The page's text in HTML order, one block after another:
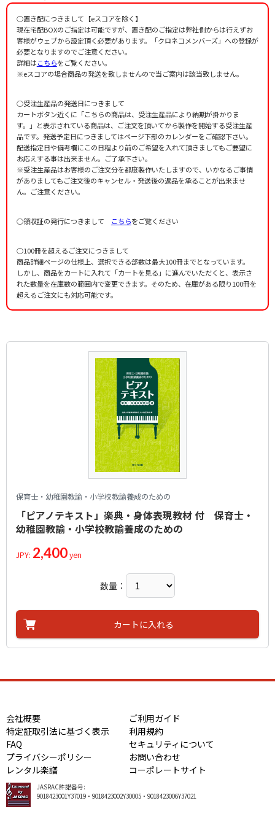
Beyer，Ferdinand
作曲者：バイエル，フェルディナント
Beyer，Ferdinand
思い出のアルバム
作曲者：本多鉄麿
Honda，Tetsumaro
作詞者：増子とし
練習曲No.86
作曲者：バイエル，フェルディナント
Beyer，Ferdinand
どんぐりころころ
作曲者：梁田 貞
Yanada，Tadashi
作詞者：青木存義
たきび
作曲者： 渡辺 茂
Watanabe，Shigeru
おはようのうた
作曲者：東私幼 製作
-
朝のうた
作詞者：増子とし／吉野トキ子
おはようのうた
Anon.
作詞者：不詳
作曲者：一宮道子
Ichimiya，Michiko
作詞者：天野 蝶
さよならのうた
作曲者：渡辺 茂
Watanabe，Shigeru
作詞者：高 すすむ
おかえりのうた
作曲者：一宮道子
Ichimiya，Michiko
作詞者：天野 蝶
練習曲No.90
作曲者：バイエル，フェルディナント
Beyer，Ferdinand
みずあそび
作曲者：瀧 廉太郎
Taki，Rentarou
作詞者：東 くめ
山の音楽家
作曲者：-
Traditional
大きな古時計
作曲者：ワーク，ヘンリー・クレイ
Work，Henry Clay
練習曲No.78
チューリップ
Inoue，Takeshi
作曲者：瀧 廉太郎
作詞者：東 くめ
おかたづけ
Anon.
編曲者：小林つや江
作詞者：不詳
作曲者：バイエル，フェルディナント
Beyer，Ferdinand
めだかの学校
作曲者：中田喜直
Nakada，Yoshinao
作詞者：茶木 滋
こいのぼり
作曲者：無名著作物
Anon.
とけいのうた
作曲者：村上太朗
Murakami，Taro
練習曲No.80
Beyer，Ferdinand
練習曲No.91
うみ
作曲者：文部省唱歌
Monbusho-shouka
文部省唱歌
岡野貞一
Okano，Teiichi
ひらいた ひらいた
Traditional
わらべうた
Shimofusa，Kanichi
Okano，Teiichi
文部省唱歌
Monbusho-shouka
文部省唱歌
Kusakawa，Shin
Traditional
文部省唱歌
Monbusho-shouka
文部省唱歌
Okano，Teiichi
文部省唱歌
Monbusho-shouka
作詞者：巌谷小波
Traditional
日本古謡
作曲者：梁田 貞
作詞者： 葛原しげる
まきばの朝
船橋栄吉
Funabashi，Eikichi
作詞者： 文部省唱歌
Tints of Deepening Autumn（Momiji）
作曲者： 岡野貞一
Okano，Teiichi
作詞者：髙野辰之
こいのぼり
作曲者： 文部省唱歌
作詞者：文部省唱歌
子もり歌
作曲者：-
Traditional
作曲者：-
スキーの歌
HASHIMOTO、Qunihico
作詞者：林 柳波
文部省唱歌
Monbusho-shouka
作詞者：文部省唱歌
Gagaku
作詞者：
作曲者：岡野貞一
Okano，Teiichi
作詞者：髙野辰之
ふるさと
作曲者：
作詞者：髙野辰之
われは海の子
作曲者：文部省唱歌
Monbusho-shouka
みつばちマーチ
作曲者：-
作詞者：TRADITIONAL
みつばちマーチ
作曲者：-
作詞者：
作詞者：TRADITIONAL
作曲者：
Traditional
みつばちマーチ
作曲者：-
Traditional
作詞者：TRADITIONAL
みつばちマーチ
Traditional
作詞者：
みつばちマーチ
作曲者：-
Traditional
みつばちマーチ
作曲者：
作詞者：TRADITIONAL
エオリアン・ハープ
12 Etudes 1 (Aeolian harp) As-dur Op.25-1
作曲者：ショパン，フレデリック
練習曲No.100
作曲者：バイエル，フェルディナント
アラベスク（２５の練習曲より）
25 Leichte Etuden 2.L'arabesque Op.100-2
ソナチネ Op.36-1
○置き配につきまして【eスコアを除く】
現在宅配BOXのご指定は可能ですが、置き配のご指定は弊社側からは行えずお
客様がウェブから設定頂く必要があります。「クロネコメンバーズ」への登録が
必要となりますのでご注意ください。
詳細はこちらをご覧ください。
※eスコアの場合商品の発送を致しませんので当ご案内は該当致しません。
○受注生産品の発送日につきまして
カートボタン近くに「こちらの商品は、受注生産品により納期が掛かりま
す。」と表示されている商品は、ご注文を頂いてから製作を開始する受注生産
品です。発送予定日につきましてはページ下部のカレンダーをご確認下さい。
配送指定日や備考欄にこの日程より前のご希望を入れて頂きましてもご要望に
お応えする事は出来ません。ご了承下さい。
※受注生産品はお客様のご注文分を都度製作いたしますので、いかなるご事情
がありましてもご注文後のキャンセル・発送後の返品を承ることが出来ませ
ん。ご注意ください。
○領収証の発行につきまして こちらをご覧ください
○100冊を超えるご注文につきまして
商品詳細ページの仕様上、選択できる部数は最大100冊までとなっています。
しかし、商品をカートに入れて「カートを見る」に進んでいただくと、表示さ
れた数量を在庫数の範囲内で変更できます。そのため、在庫がある限り100冊を
超えるご注文にも対応可能です。
保育士・幼稚園教諭・小学校教諭養成のための
「ピアノテキスト」楽典・身体表現教材 付 保育士・
幼稚園教諭・小学校教諭養成のための
JPY: 2,400yen
数量：
カートに入れる
会社概要
ご利用ガイド
特定証取引法に基づく表示
利用規約
FAQ
セキュリティについて
プライバシーポリシー
お問い合わせ
レンタル楽譜
コーポレートサイト
JASRAC許諾番号:
9018423001Y37019・9018423002Y30005・9018423006Y37021